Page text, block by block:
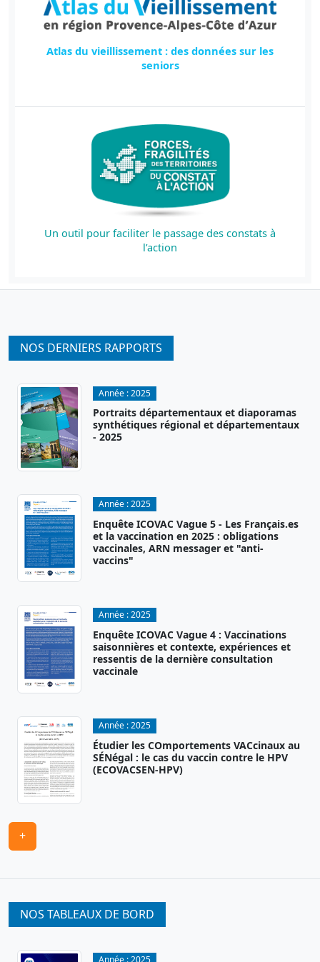
Atlas du vieillissement : des données sur les
seniors
Un outil pour faciliter le passage des constats à
l’action
NOS DERNIERS RAPPORTS
Année :2025
Portraits départementaux et diaporamas
synthétiques régional et départementaux
- 2025
Année :2025
Enquête ICOVAC Vague 5 - Les Français.es
et la vaccination en 2025 : obligations
vaccinales, ARN messager et "anti-
vaccins"
Année :2025
Enquête ICOVAC Vague 4 : Vaccinations
saisonnières et contexte, expériences et
ressentis de la dernière consultation
vaccinale
Année :2025
Étudier les COmportements VACcinaux au
SÉNégal : le cas du vaccin contre le HPV
(ECOVACSEN-HPV)
+
NOS TABLEAUX DE BORD
Année :2025